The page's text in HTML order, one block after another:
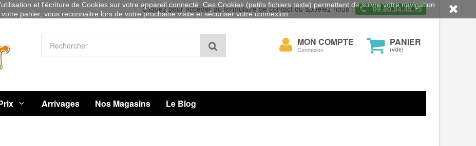
Cliquez pour accéder au formulaire de contact ou appelez-nous : 09.80.54.45.15
PANIER
(vide)
Mon
compte
MON COMPTE
Connexion
Arrivages Nos Magasins Le Blog
et l'écriture de Cookies sur votre appareil connecté. Ces Cookies (petits fichiers texte) permettent de suivre votre navigation
panier, vous reconnaitre lors de votre prochaine visite et sécuriser votre connexion.